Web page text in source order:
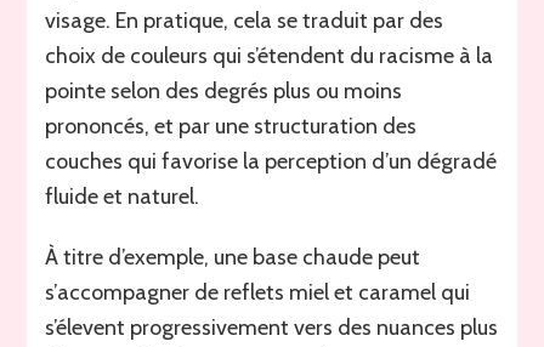
visage. En pratique, cela se traduit par des
choix de couleurs qui s’étendent du racisme à la
pointe selon des degrés plus ou moins
prononcés, et par une structuration des
couches qui favorise la perception d’un dégradé
fluide et naturel.
À titre d’exemple, une base chaude peut
s’accompagner de reflets miel et caramel qui
s’élevent progressivement vers des nuances plus